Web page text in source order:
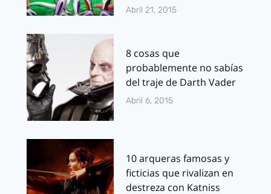
Abril 21, 2015
8 cosas que
probablemente no sabías
del traje de Darth Vader
Abril 6, 2015
10 arqueras famosas y
ficticias que rivalizan en
destreza con Katniss